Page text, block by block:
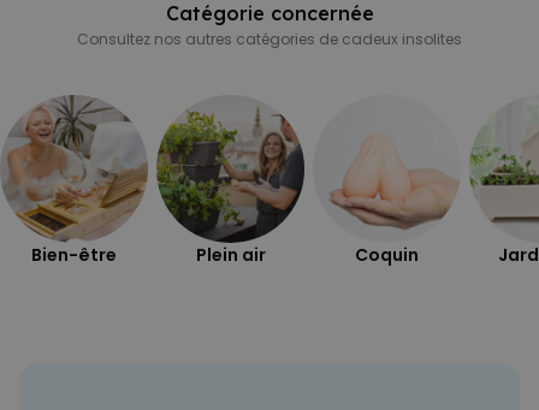
Catégorie concernée
Consultez nos autres catégories de cadeux insolites
Bien-être Plein air Coquin